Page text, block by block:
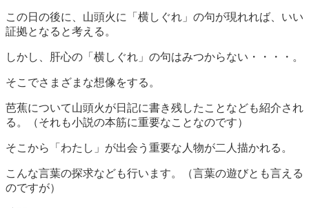
この日の後に、山頭火に「横しぐれ」の句が現れれば、いい
証拠となると考える。
しかし、肝心の「横しぐれ」の句はみつからない・・・・。
そこでさまざまな想像をする。
芭蕉について山頭火が日記に書き残したことなども紹介され
る。（それも小説の本筋に重要なことなのです）
そこから「わたし」が出会う重要な人物が二人描かれる。
こんな言葉の探求なども行います。（言葉の遊びとも言える
のですが）